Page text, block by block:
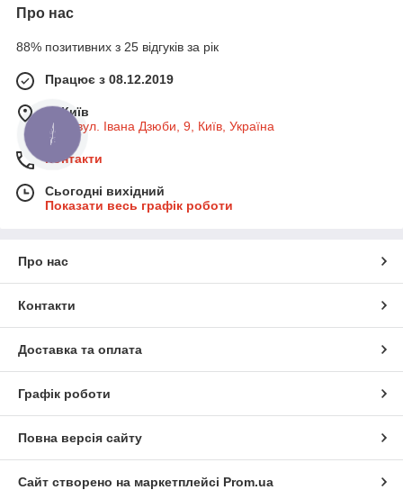
Про нас
88% позитивних з 25 відгуків за рік
Працює з 08.12.2019
м. Київ
Київ, вул. Івана Дзюби, 9, Київ, Україна
Контакти
Сьогодні вихідний
Показати весь графік роботи
Про нас
Контакти
Доставка та оплата
Графік роботи
Повна версія сайту
Сайт створено на маркетплейсі Prom.ua
КНОПКА
ЗВ'ЯЗКУ